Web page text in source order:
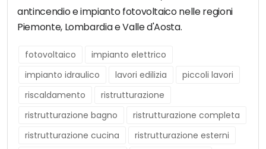
antincendio e impianto fotovoltaico nelle regioni
Piemonte, Lombardia e Valle d'Aosta.
fotovoltaico
impianto elettrico
impianto idraulico
lavori edilizia
piccoli lavori
riscaldamento
ristrutturazione
ristrutturazione bagno
ristrutturazione completa
ristrutturazione cucina
ristrutturazione esterni